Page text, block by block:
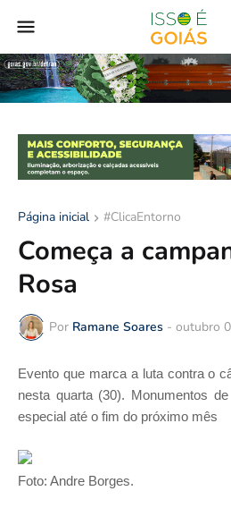
Página inicial #ClicaEntorno
Começa a
Rosa
Por Ramane Soares - outubro
Evento que marca a luta contra o
nesta quarta (30). Monumentos
especial até o fim do próximo mês
Foto: Andre Borges.